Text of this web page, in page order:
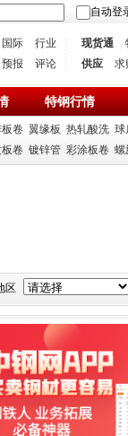
自动登
国际
行业
预报 评论
现货通
供应
求
特钢行情
卷 翼缘板 热轧酸洗 球
卷 镀锌管 彩涂板卷 螺
区